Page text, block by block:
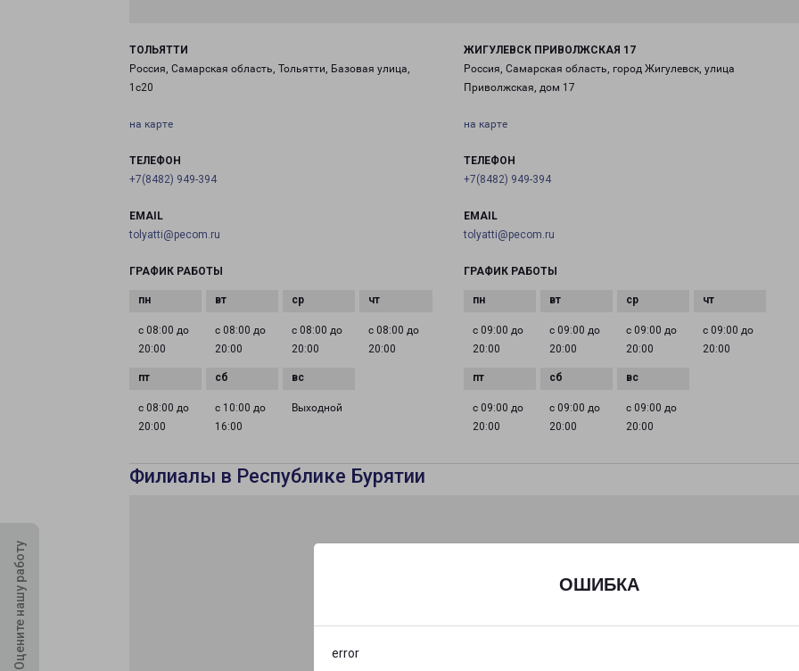
ОШИБКА
error
Оцените нашу работу
ТОЛЬЯТТИ
Россия, Самарская область, Тольятти, Базовая улица,
1с20
на карте
ТЕЛЕФОН
+7(8482) 949-394
EMAIL
tolyatti@pecom.ru
ГРАФИК РАБОТЫ
с 08:00 до
20:00
с 08:00 до
20:00
с 08:00 до
20:00
с 08:00 до
20:00
с 08:00 до
20:00
с 10:00 до
16:00
Выходной
ЖИГУЛЕВСК ПРИВОЛЖСКАЯ 17
Россия, Самарская область, город Жигулевск, улица
Приволжская, дом 17
на карте
ТЕЛЕФОН
+7(8482) 949-394
EMAIL
tolyatti@pecom.ru
ГРАФИК РАБОТЫ
с 09:00 до
20:00
с 09:00 до
20:00
с 09:00 до
20:00
с 09:00 до
20:00
с 09:00 до
20:00
с 09:00 до
20:00
с 09:00 до
20:00
Филиалы в Республике Бурятии